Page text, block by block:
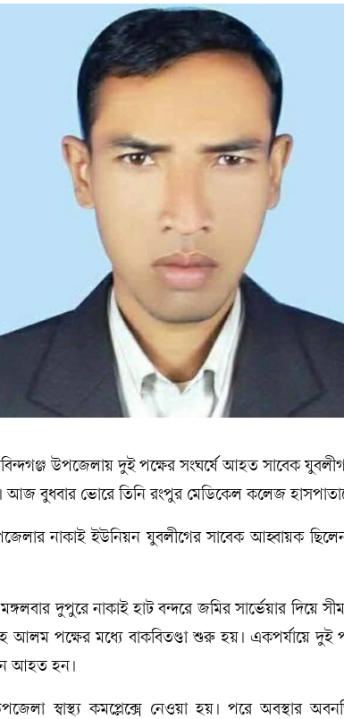
উপজেলায় দুই পক্ষের সংঘর্ষে আহত সাবেক
আজ বুধবার ভোরে তিনি রংপুর মেডিকেল কলেজ
নাকাই ইউনিয়ন যুবলীগের সাবেক আহ্বায়ক
দুপুরে নাকাই হাট বন্দরে জমির সার্ভেয়ার দিয়ে
আলম পক্ষের মধ্যে বাকবিতণ্ডা শুরু হয়। একপর্যায়ে দুই
আহত হন।
স্বাস্থ্য কমপ্লেক্সে নেওয়া হয়। পরে অবস্থার